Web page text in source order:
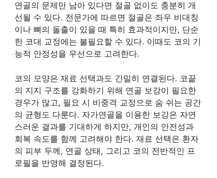
연골의 문제만 남아 있다면 절골 없이도 충분히 개
선될 수 있다. 전문가에 따르면 절골은 좌우 비대칭
이나 뼈의 돌출이 있을 때 특히 효과적이지만, 단순
한 코대 교정에는 불필요할 수 있다. 이때도 코의 기
능적 안정성을 우선으로 고려한다.
코의 모양은 재료 선택과도 긴밀히 연결된다. 코끝
의 지지 구조를 강화하기 위해 연골 보강이 필요한
경우가 많고, 필요 시 비중격 교정으로 숨 쉬는 공간
의 균형도 다룬다. 자가연골을 이용한 보강은 자연
스러운 결과를 기대하게 하지만, 개인의 안전성과
회복 속도를 함께 고려해야 한다. 재료 선택은 환자
의 피부 두께, 연골 상태, 그리고 코의 전반적인 프
로필을 반영해 결정된다.